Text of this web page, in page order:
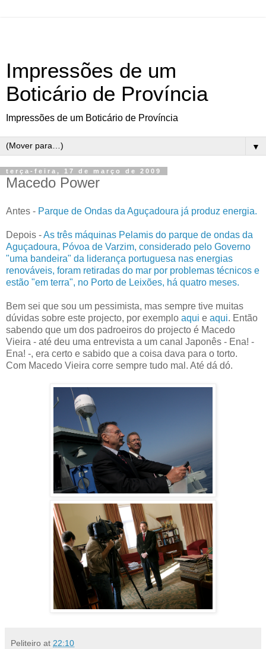
Impressões de um
Boticário de Província
Impressões de um Boticário de Província
▼
terça-feira, 17 de março de 2009
Macedo Power
Antes - Parque de Ondas da Aguçadoura já produz energia.
Depois -As três máquinas Pelamis do parque de ondas da
Aguçadoura, Póvoa de Varzim, considerado pelo Governo
"uma bandeira" da liderança portuguesa nas energias
renováveis, foram retiradas do mar por problemas técnicos e
estão "em terra", no Porto de Leixões, há quatro meses.
Bem sei que sou um pessimista, mas sempre tive muitas
dúvidas sobre este projecto, por exemplo aqui e aqui. Então
sabendo que um dos padroeiros do projecto é Macedo
Vieira - até deu uma entrevista a um canal Japonês - Ena! -
Ena! -, era certo e sabido que a coisa dava para o torto.
Com Macedo Vieira corre sempre tudo mal. Até dá dó.
Peliteiro at 22:10